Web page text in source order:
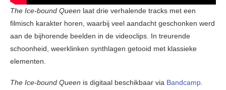
The Ice-bound Queen laat drie verhalende tracks met een
filmisch karakter horen, waarbij veel aandacht geschonken werd
aan de bijhorende beelden in de videoclips. In treurende
schoonheid, weerklinken synthlagen getooid met klassieke
elementen.
The Ice-bound Queen is digitaal beschikbaar via Bandcamp